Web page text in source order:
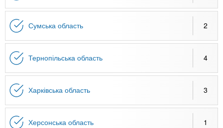
Сумська область 2
Тернопільська область 4
Харківська область 3
Херсонська область 1